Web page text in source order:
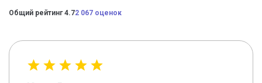
Общий рейтинг 4.72 067 оценок